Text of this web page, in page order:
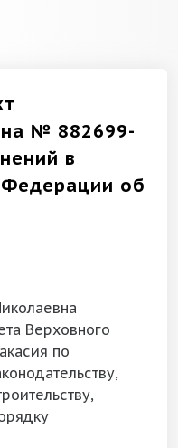
№ 882699-
в
Федерации об
Верховного
по